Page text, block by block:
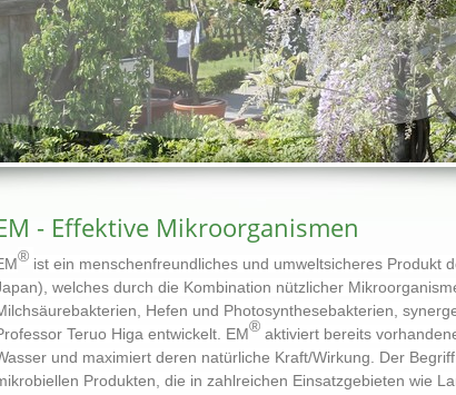
- Effektive Mikroorganismen
® ist ein menschenfreundliches und umweltsicheres Produkt
welches durch die Kombination nützlicher
Hefen und Photosynthesebakterien,
Teruo Higa entwickelt. EM® aktiviert bereits
und maximiert deren natürliche Kraft/Wirkung. Der
Produkten, die in zahlreichen Einsatzgebieten wie